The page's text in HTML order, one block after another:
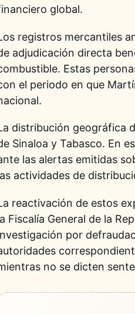
global.
registros mercantiles
adjudicación directa
Estas
el periodo en que
distribución geográfica
Sinaloa y Tabasco. En
las alertas emitidas
actividades de
reactivación de estos
Fiscalía General de la
por
no se dicten